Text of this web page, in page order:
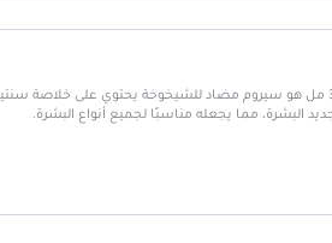
سكين1004 سنتيلا أمبولة ماتريكسيل10 30 مل هو سيروم مضاد للشيخوخة يحتوي على خلاصة
البشرة، مما يجعله مناسبًا لجميع أنواع البشرة.